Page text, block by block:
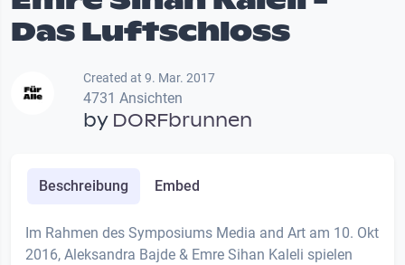
Das Luftschloss
Created at 9. Mar. 2017
4731 Ansichten
by DORFbrunnen
Beschreibung Embed
Im Rahmen des Symposiums Media and Art am 10. Okt
2016, Aleksandra Bajde & Emre Sihan Kaleli spielen